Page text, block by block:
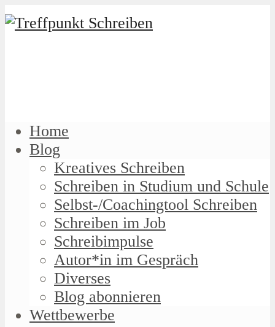
Home
Blog
Kreatives Schreiben
Schreiben in Studium und Schule
Selbst-/Coachingtool Schreiben
Schreiben im Job
Schreibimpulse
Autor*in im Gespräch
Diverses
Blog abonnieren
Wettbewerbe